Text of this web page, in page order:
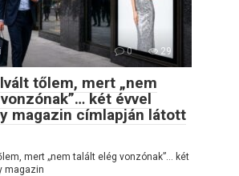
0 29
tőlem, mert „nem
két évvel
magazin címlapján látott
mert „nem talált elég vonzónak”… két
magazin